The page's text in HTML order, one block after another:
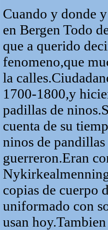
Cuando y donde
en Bergen Todo
que a querido
fenomeno,que
la
1700-1800,y
padillas de
cuenta de su
ninos de
guerreron.Eran
copias de cuerpo
uniformado con
usan